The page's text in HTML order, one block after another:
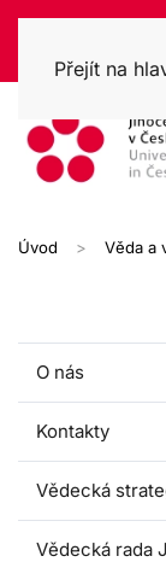
Přejít na
Úvod Věda a
O nás
Kontakty
Vědecká
Vědecká rada